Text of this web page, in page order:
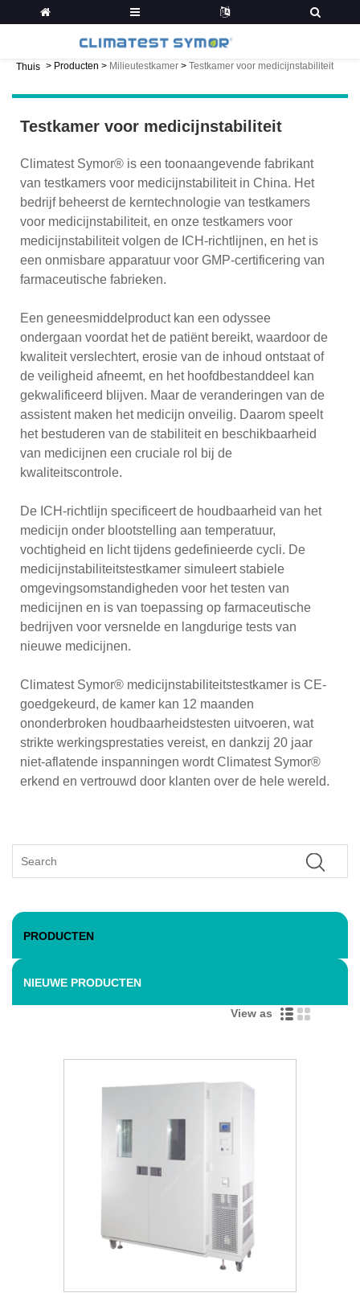
Thuis > Producten > Milieutestkamer > Testkamer voor medicijnstabiliteit
Testkamer voor medicijnstabiliteit
Climatest Symor® is een toonaangevende fabrikant
van testkamers voor medicijnstabiliteit in China. Het
bedrijf beheerst de kerntechnologie van testkamers
voor medicijnstabiliteit, en onze testkamers voor
medicijnstabiliteit volgen de ICH-richtlijnen, en het is
een onmisbare apparatuur voor GMP-certificering van
farmaceutische fabrieken.
Een geneesmiddelproduct kan een odyssee
ondergaan voordat het de patiënt bereikt, waardoor de
kwaliteit verslechtert, erosie van de inhoud ontstaat of
de veiligheid afneemt, en het hoofdbestanddeel kan
gekwalificeerd blijven. Maar de veranderingen van de
assistent maken het medicijn onveilig. Daarom speelt
het bestuderen van de stabiliteit en beschikbaarheid
van medicijnen een cruciale rol bij de
kwaliteitscontrole.
De ICH-richtlijn specificeert de houdbaarheid van het
medicijn onder blootstelling aan temperatuur,
vochtigheid en licht tijdens gedefinieerde cycli. De
medicijnstabiliteitstestkamer simuleert stabiele
omgevingsomstandigheden voor het testen van
medicijnen en is van toepassing op farmaceutische
bedrijven voor versnelde en langdurige tests van
nieuwe medicijnen.
Climatest Symor® medicijnstabiliteitstestkamer is CE-
goedgekeurd, de kamer kan 12 maanden
ononderbroken houdbaarheidstesten uitvoeren, wat
strikte werkingsprestaties vereist, en dankzij 20 jaar
niet-aflatende inspanningen wordt Climatest Symor®
erkend en vertrouwd door klanten over de hele wereld.
PRODUCTEN
NIEUWE PRODUCTEN
View as